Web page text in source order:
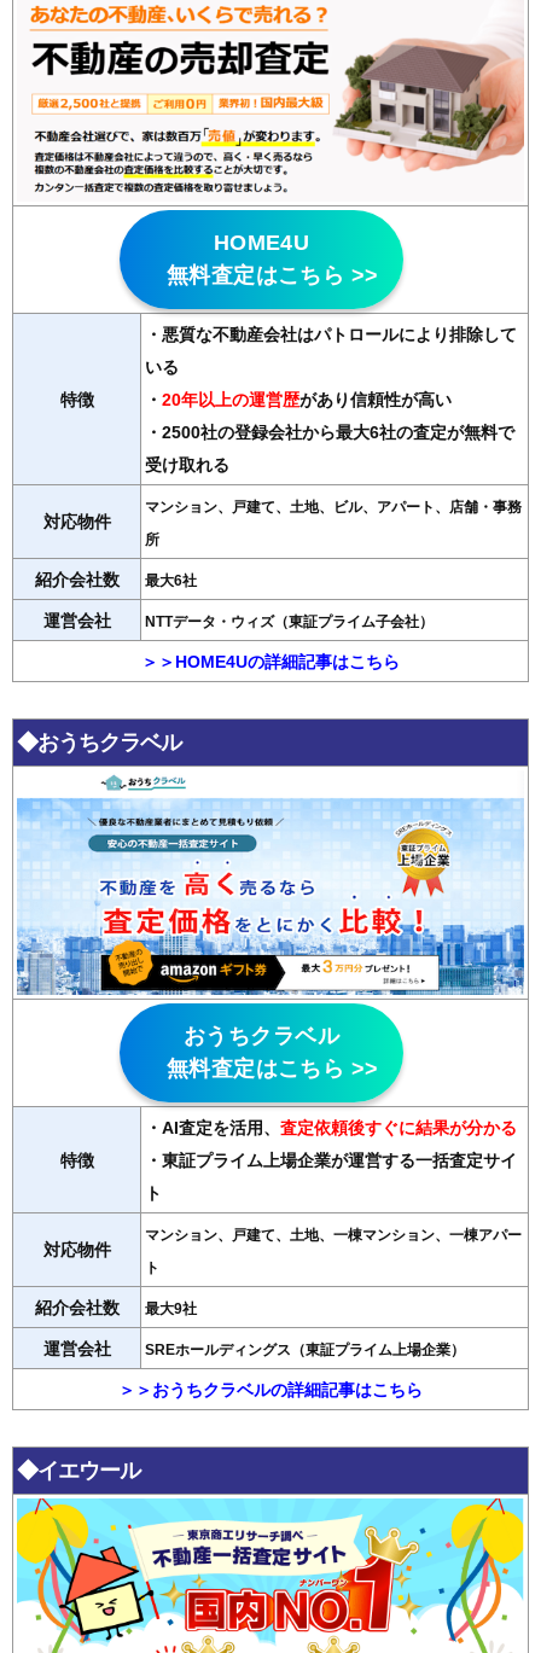
HOME4U
無料査定はこちら >>
特徴
・悪質な不動産会社はパトロールにより排除して
いる
・ 20年以上の運営歴があり信頼性が高い
・2500社の登録会社から最大6社の査定が無料で
受け取れる
対応物件
マンション、戸建て、土地、ビル、アパート、店舗・事務
所
紹介会社数 最大6社
運営会社 NTTデータ・ウィズ（東証プライム子会社）
＞＞HOME4Uの詳細記事はこちら
◆おうちクラベル
おうちクラベル
無料査定はこちら >>
特徴
・AI査定を活用、 査定依頼後すぐに結果が分かる
・東証プライム上場企業が運営する一括査定サイ
ト
対応物件
マンション、戸建て、土地、一棟マンション、一棟アパー
ト
紹介会社数 最大9社
運営会社 SREホールディングス（東証プライム上場企業）
＞＞おうちクラベルの詳細記事はこちら
◆イエウール